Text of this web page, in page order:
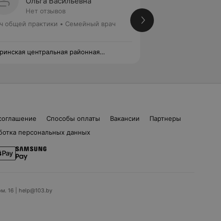
Нет отзывов
общей практики • Семейный врач
центральная районная
Способы оплаты Вакансии
Партнеры
персональных данных
16 | help@103.by